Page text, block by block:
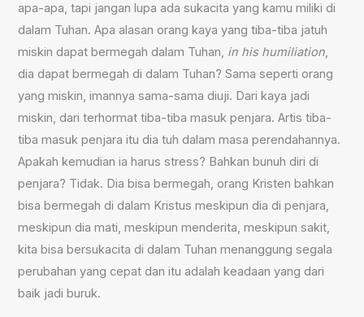
apa-apa, tapi jangan lupa ada sukacita yang kamu miliki di
dalam Tuhan. Apa alasan orang kaya yang tiba-tiba jatuh
miskin dapat bermegah dalam Tuhan, in his humiliation,
dia dapat bermegah di dalam Tuhan? Sama seperti orang
yang miskin, imannya sama-sama diuji. Dari kaya jadi
miskin, dari terhormat tiba-tiba masuk penjara. Artis tiba-
tiba masuk penjara itu dia tuh dalam masa perendahannya.
Apakah kemudian ia harus stress? Bahkan bunuh diri di
penjara? Tidak. Dia bisa bermegah, orang Kristen bahkan
bisa bermegah di dalam Kristus meskipun dia di penjara,
meskipun dia mati, meskipun menderita, meskipun sakit,
kita bisa bersukacita di dalam Tuhan menanggung segala
perubahan yang cepat dan itu adalah keadaan yang dari
baik jadi buruk.